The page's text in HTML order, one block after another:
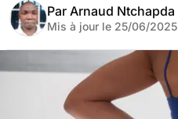
Par Arnaud Ntchapda
Mis à jour le 25/06/2025